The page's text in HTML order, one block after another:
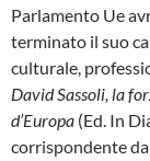
Parlamento Ue
terminato il suo
culturale,
David Sassoli, la
d’Europa (Ed. In
corrispondente da